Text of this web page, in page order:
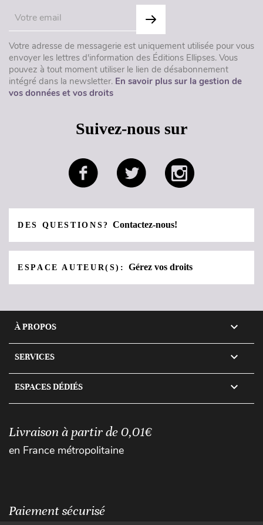
Votre adresse de messagerie est uniquement utilisée pour vous
envoyer les lettres d'information des Éditions Ellipses. Vous
pouvez à tout moment utiliser le lien de désabonnement
intégré dans la newsletter. En savoir plus sur la gestion de
vos données et vos droits
Suivez-nous sur
DES QUESTIONS?Contactez-nous!
ESPACE AUTEUR(S):Gérez vos droits
À PROPOS 
SERVICES 
ESPACES DÉDIÉS 
Livraison à partir de 0,01€
en France métropolitaine
Paiement sécurisé